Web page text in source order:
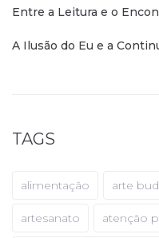
Entre a Leitura e o
A Ilusão do Eu e a
TAGS
alimentação arte
artesanato atenção